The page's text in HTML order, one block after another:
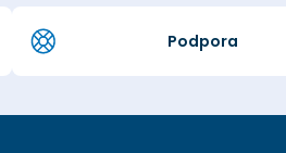
Podpora